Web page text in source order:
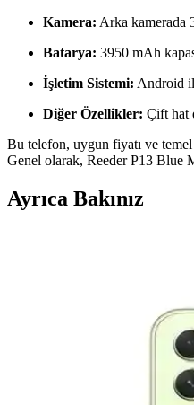
Kamera: Arka kamerada
Batarya: 3950 mAh
İşletim Sistemi: Android
Diğer Özellikler: Çift hat
Bu telefon, uygun fiyatı ve
Genel olarak, Reeder P13 Blue
Ayrıca Bakınız
Samsung Galaxy S23
Samsung Galaxy S23 ve
Akıllı Telefonların